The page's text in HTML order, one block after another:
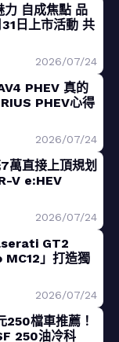
自成焦點 品
日上市活動 共
2026/07/24
PHEV 真的
PHEV心得
2026/07/24
萬直接上頂規划
V e:HEV
2026/07/24
GT2
」打造獨
2026/07/24
250檔車推薦！
250油冷科